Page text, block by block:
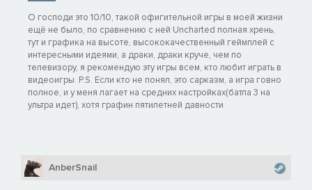
О господи это 10/10, такой офигительной игры в моей жизни
ещё не было, по сравнению с ней Uncharted полная хрень,
тут и графика на высоте, высококачественный геймплей с
интересными идеями, а драки, драки круче, чем по
телевизору, я рекомендую эту игры всем, кто любит играть в
видеоигры. P.S. Если кто не понял, это сарказм, а игра говно
полное, и у меня лагает на средних настройках(батла 3 на
ультра идет), хотя графин пятилетней давности
AnberSnail